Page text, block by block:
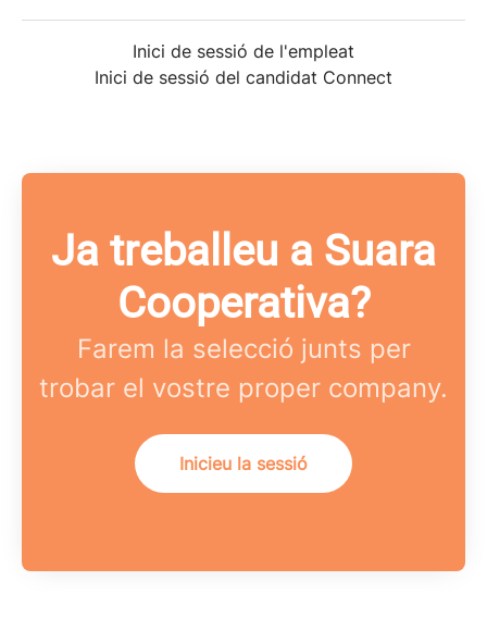
Inici de sessió de l'empleat
Inici de sessió del candidat Connect
Ja treballeu a Suara
Cooperativa?
Farem la selecció junts per
trobar el vostre proper company.
Inicieu la sessió